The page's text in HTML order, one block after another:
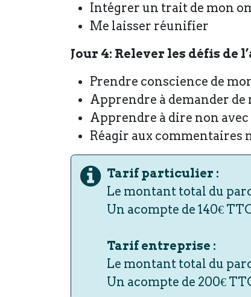
Intégrer un trait de mon
Me laisser réunifier
Jour 4: Relever les défis
Prendre conscience de
Apprendre à demander de
Apprendre à dire non
Réagir aux commentaires
Tarif particulier :
Le montant total du
Un acompte de 140€
Tarif entreprise :
Le montant total du
Un acompte de 200€